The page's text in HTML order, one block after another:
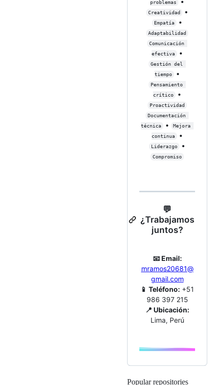
problemas
Creatividad •
Empatía •
Adaptabilidad
Comunicación
efectiva
•
Gestión del
tiempo
•
Pensamiento
crítico
•
Proactividad
Documentación
técnica
•
Mejora
continua
•
Liderazgo •
Compromiso
💬
¿Trabajamos
juntos?
📧 Email:
mramos20681@
gmail.com
📱 Teléfono: +51
986 397 215
📍 Ubicación:
Lima, Perú
Popular repositories